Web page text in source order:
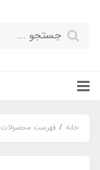
خانه فهرست محصولات